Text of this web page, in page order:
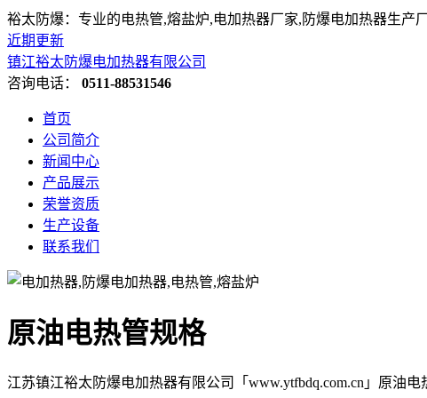
裕太防爆：专业的电热管,熔盐炉,电加热器厂家,防爆电加热器生产
近期更新
镇江裕太防爆电加热器有限公司
咨询电话： 0511-88531546
首页
公司简介
新闻中心
产品展示
荣誉资质
生产设备
联系我们
原油电热管规格
江苏镇江裕太防爆电加热器有限公司「www.ytfbdq.com.cn」原油